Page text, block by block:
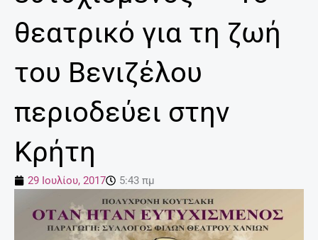
θεατρικό για τη ζωή
του Βενιζέλου
περιοδεύει στην
Κρήτη
29 Ιουλίου, 2017 5:43 πμ